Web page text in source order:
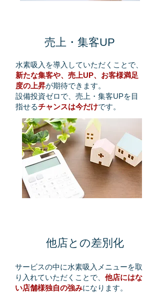
​売上・集客UP
水素吸入を導入していただくことで、
新たな集客や、売上UP、お客様満足
度の上昇が期待できます。
​設備投資ゼロで、売上・集客UPを目
指せるチャンスは今だけです。
他店との差別化
サービスの中に水素吸入メニューを取
り入れていただくことで、 他店にはな
い店舗様独自の強みになります。